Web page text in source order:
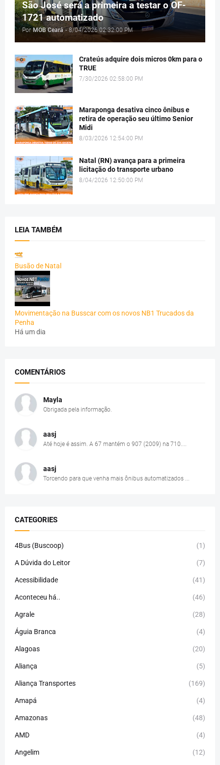
São José será a primeira a testar o OF-
1721 automatizado
Por MOB Ceará - 8/04/2026 02:32:00 PM
Crateús adquire dois micros 0km para o
TRUE
7/30/2026 02:58:00 PM
Maraponga desativa cinco ônibus e
retira de operação seu último Senior
Midi
8/03/2026 12:54:00 PM
Natal (RN) avança para a primeira
licitação do transporte urbano
8/04/2026 12:50:00 PM
LEIA TAMBÉM
Busão de Natal
Movimentação na Busscar com os novos NB1 Trucados da
Penha
Há um dia
COMENTÁRIOS
Mayla
Obrigada pela informação.
aasj
Até hoje é assim. A 67 mantém o 907 (2009) na 710....
aasj
Torcendo para que venha mais ônibus automatizados ...
CATEGORIES
4Bus (Buscoop) (1)
A Dúvida do Leitor (7)
Acessibilidade (41)
Aconteceu há.. (46)
Agrale (28)
Águia Branca (4)
Alagoas (20)
Aliança (5)
Aliança Transportes (169)
Amapá (4)
Amazonas (48)
AMD (4)
Angelim (12)